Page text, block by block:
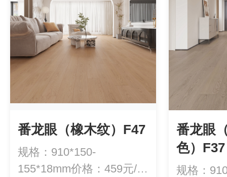
番龙眼（橡木纹）F47
规格：910*150-
155*18mm价格：459元/平
番龙眼
色）F37
规格：